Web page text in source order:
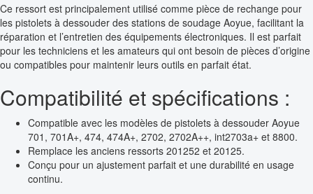
Ce ressort est principalement utilisé comme pièce de rechange pour
les pistolets à dessouder des stations de soudage Aoyue, facilitant la
réparation et l’entretien des équipements électroniques. Il est parfait
pour les techniciens et les amateurs qui ont besoin de pièces d’origine
ou compatibles pour maintenir leurs outils en parfait état.
Compatibilité et spécifications :
Compatible avec les modèles de pistolets à dessouder Aoyue
701, 701A+, 474, 474A+, 2702, 2702A++, int2703a+ et 8800.
Remplace les anciens ressorts 201252 et 20125.
Conçu pour un ajustement parfait et une durabilité en usage
continu.